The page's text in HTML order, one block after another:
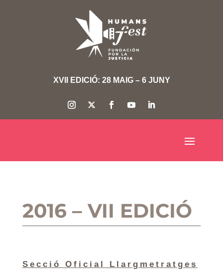
XVII EDICIÓ: 28 MAIG – 6 JUNY
2016 – VII EDICIÓ
Secció Oficial Llargmetratges